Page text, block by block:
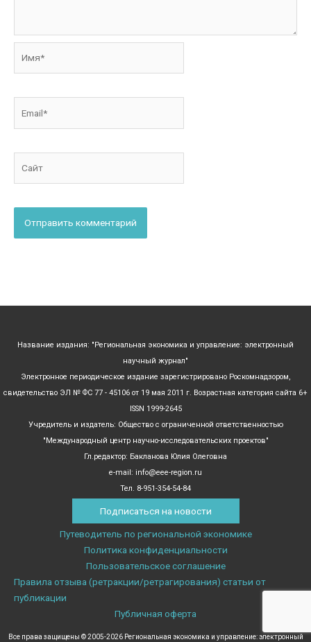
Название издания: "Региональная экономика и управление: электронный
научный журнал"
Электронное периодическое издание зарегистрировано Роскомнадзором,
свидетельство ЭЛ № ФС 77 - 45106 от 19 мая 2011 г. Возрастная категория сайта 6+
ISSN 1999-2645
Учредитель и издатель: Общество с ограниченной ответственностью
"Международный центр научно-исследовательских проектов"
Гл.редактор: Бакланова Юлия Олеговна
e-mail: info@eee-region.ru
Тел. 8-951-354-54-84
Подписаться на новости
Путеводитель по региональной экономике
Политика конфиденциальности
Пользовательское соглашение
Правила отзыва (ретракции/ретрагирования) статьи от
публикации
Публичная оферта
Все права защищены © 2005-2026 Региональная экономика и управление: электронный